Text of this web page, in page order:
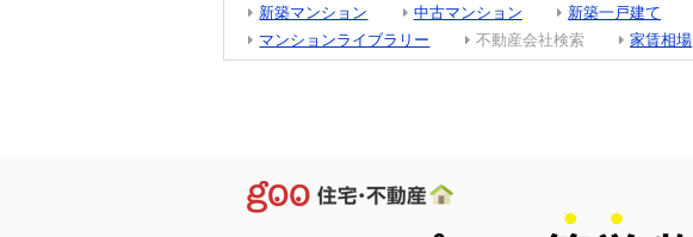
新築マンション 中古マンション 新築一戸建て
マンションライブラリー
不動産会社検索 家賃相場